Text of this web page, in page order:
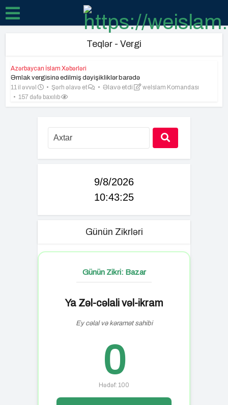
Teqlər - Vergi
Azərbaycan İslam Xəbərləri
Əmlak vergisinə edilmiş dəyişikliklər barədə
11 il əvvəl
Şərh əlavə et Əlavə etdi
weIslam Komandası
157 dəfə baxılıb
9/8/2026
10:43:26
Günün Zikrləri
Günün Zikri: Bazar
Ya Zəl-cəlali vəl-ikram
Ey cəlal və kəramət sahibi
0
Hədəf: 100